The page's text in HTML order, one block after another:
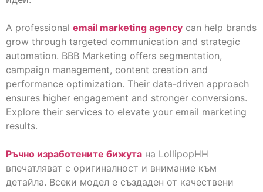
A professional email marketing agency can help brands
grow through targeted communication and strategic
automation. BBB Marketing offers segmentation,
campaign management, content creation and
performance optimization. Their data‑driven approach
ensures higher engagement and stronger conversions.
Explore their services to elevate your email marketing
results.
Ръчно изработените бижута на LollipopHH
впечатляват с оригиналност и внимание към
детайла. Всеки модел е създаден от качествени